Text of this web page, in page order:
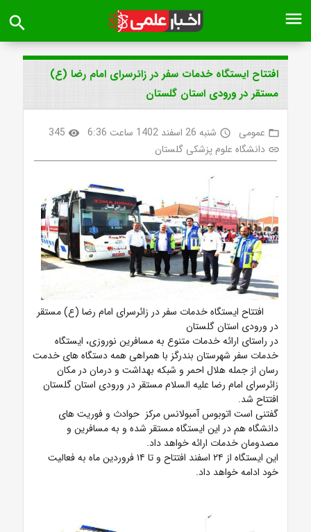
menu
search
افتتاح ایستگاه خدمات سفر در زائرسرای امام رضا (ع)
مستقر در ورودی استان گلستان
folder_open عمومی access_time شنبه 26 اسفند 1402 ساعت 6:36 visibility
345
link دانشگاه علوم پزشکی گلستان
افتتاح ایستگاه خدمات سفر در زائرسرای امام رضا (ع) مستقر
در ورودی استان گلستان
در راستای ارائه خدمات متنوع به مسافرین نوروزی، ایستگاه
خدمات سفر شهرستان بندرگز با همراهی همه دستگاه های خدمت
رسان از جمله هلال احمر و شبکه بهداشت و درمان در مکان
زائرسرای امام رضا علیه السلام مستقر در ورودی استان گلستان
افتتاح شد.
گفتنی است اتوبوس آمبولانس مرکز حوادث و فوریت های
دانشگاه هم در این ایستگاه مستقر شده و به مسافرین و
مصدومان خدمات ارائه خواهد داد.
این ایستگاه از ۲۴ اسفند افتتاح و تا ۱۴ فروردین ماه به فعالیت
خود ادامه خواهد داد.